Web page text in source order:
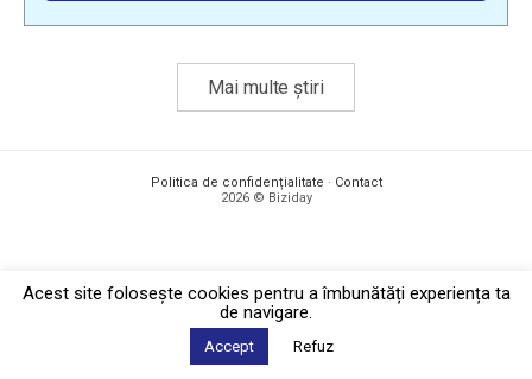
Mai multe știri
Politica de confidențialitate · Contact
2026 © Biziday
Acest site foloseşte cookies pentru a îmbunătăți experiența ta
de navigare.
Accept Refuz